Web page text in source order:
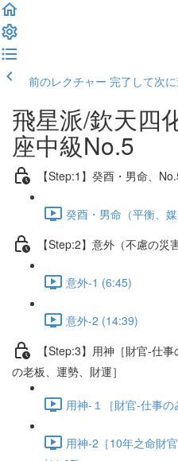
前のレクチャー 完了して次
飛星派/欽天四
座中級No.5
【Step:1】癸酉・男命、
癸酉・男命（平衡、
【Step:2】意外（不慮の災
意外-1 (6:45)
意外-2 (14:39)
【Step:3】用神［財官-仕
の老板、運勢、財運］
用神-１［財官-仕事
用神-2［10年之命財